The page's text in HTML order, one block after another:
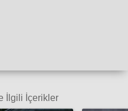
İlgili İçerikler